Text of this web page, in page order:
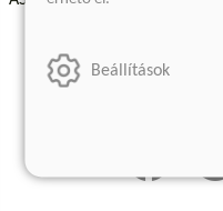
Szállítási információk
Beállítások